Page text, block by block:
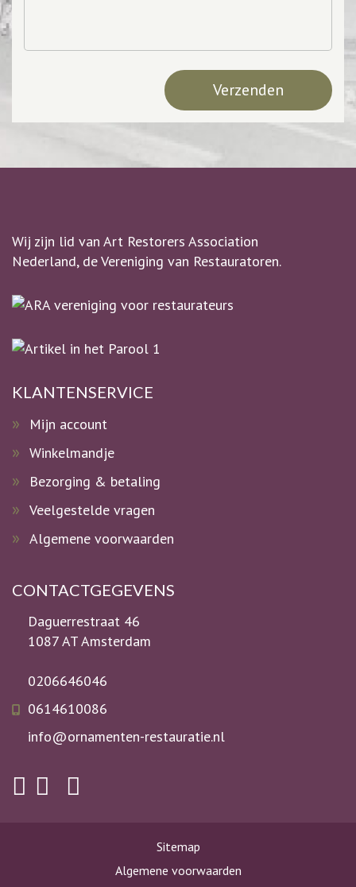
Wij zijn lid van Art Restorers Association
Nederland, de Vereniging van Restauratoren.
KLANTENSERVICE
Mijn account
Winkelmandje
Bezorging & betaling
Veelgestelde vragen
Algemene voorwaarden
CONTACTGEGEVENS
Daguerrestraat 46
1087 AT Amsterdam
0206646046
0614610086
info@ornamenten-restauratie.nl
Sitemap
Algemene voorwaarden